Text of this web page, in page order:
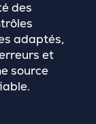
des
adaptés,
et
source